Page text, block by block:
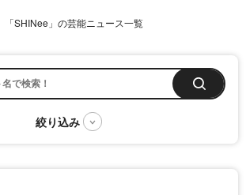
「SHINee」の芸能ニュース一覧